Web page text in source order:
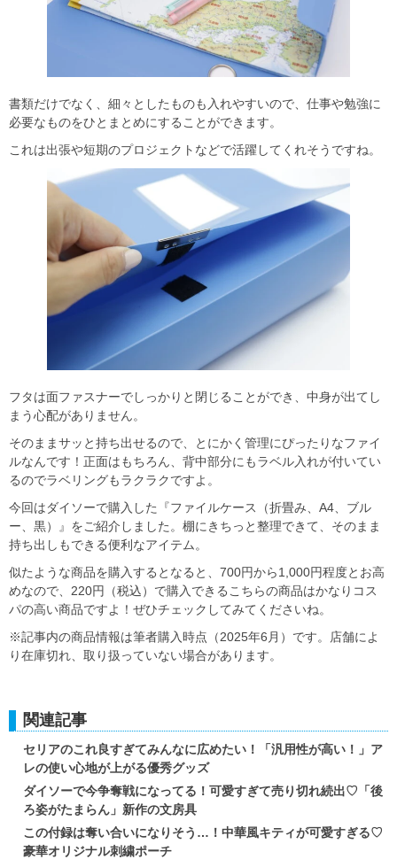
書類だけでなく、細々としたものも入れやすいので、仕事や勉強に
必要なものをひとまとめにすることができます。
これは出張や短期のプロジェクトなどで活躍してくれそうですね。
フタは面ファスナーでしっかりと閉じることができ、中身が出てし
まう心配がありません。
そのままサッと持ち出せるので、とにかく管理にぴったりなファイ
ルなんです！正面はもちろん、背中部分にもラベル入れが付いてい
るのでラベリングもラクラクですよ。
今回はダイソーで購入した『ファイルケース（折畳み、A4、ブル
ー、黒）』をご紹介しました。棚にきちっと整理できて、そのまま
持ち出しもできる便利なアイテム。
似たような商品を購入するとなると、700円から1,000円程度とお高
めなので、220円（税込）で購入できるこちらの商品はかなりコス
パの高い商品ですよ！ぜひチェックしてみてくださいね。
※記事内の商品情報は筆者購入時点（2025年6月）です。店舗によ
り在庫切れ、取り扱っていない場合があります。
関連記事
セリアのこれ良すぎてみんなに広めたい！「汎用性が高い！」ア
レの使い心地が上がる優秀グッズ
ダイソーで今争奪戦になってる！可愛すぎて売り切れ続出♡「後
ろ姿がたまらん」新作の文房具
この付録は奪い合いになりそう…！中華風キティが可愛すぎる♡
豪華オリジナル刺繍ポーチ